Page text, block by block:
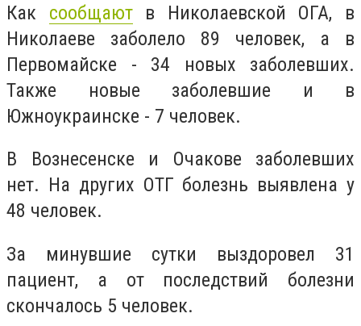
Как сообщаютв Николаевской ОГА, в
Николаеве заболело 89 человек, а в
Первомайске - 34 новых заболевших.
Также новые заболевшие и в
Южноукраинске - 7 человек.
В Вознесенске и Очакове заболевших
нет. На других ОТГ болезнь выявлена у
48 человек.
За минувшие сутки выздоровел 31
пациент, а от последствий болезни
скончалось 5 человек.